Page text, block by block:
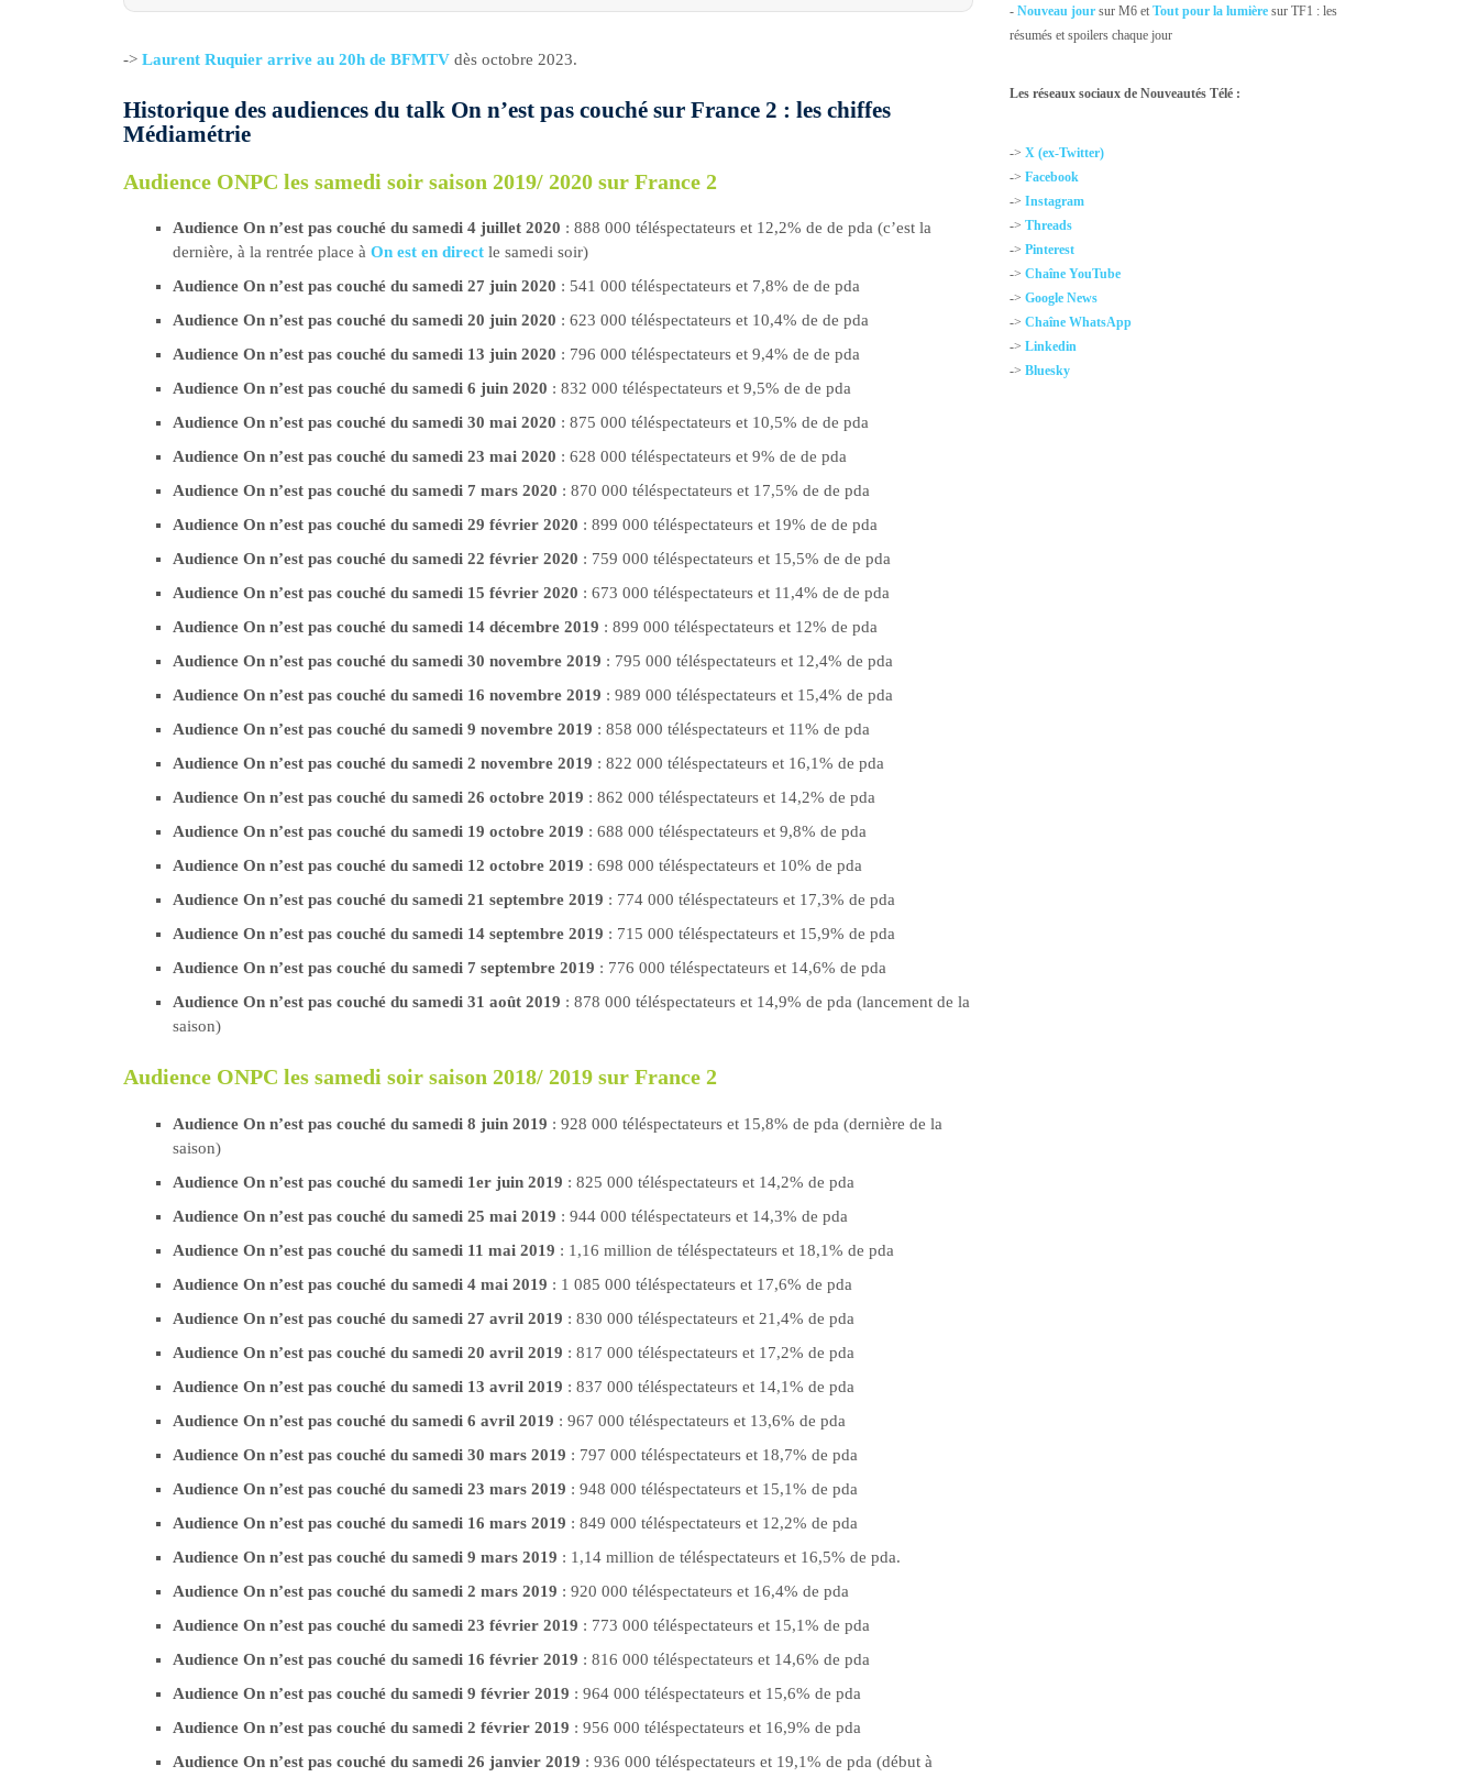
-> Laurent Ruquier arrive au 20h de BFMTV dès octobre 2023.
Historique des audiences du talk On n’est pas couché sur France 2 : les chiffes
Médiamétrie
Audience ONPC les samedi soir saison 2019/ 2020 sur France 2
Audience On n’est pas couché du samedi 4 juillet 2020 : 888 000 téléspectateurs et 12,2% de de pda (c’est la
dernière, à la rentrée place à On est en direct le samedi soir)
Audience On n’est pas couché du samedi 27 juin 2020 : 541 000 téléspectateurs et 7,8% de de pda
Audience On n’est pas couché du samedi 20 juin 2020 : 623 000 téléspectateurs et 10,4% de de pda
Audience On n’est pas couché du samedi 13 juin 2020 : 796 000 téléspectateurs et 9,4% de de pda
Audience On n’est pas couché du samedi 6 juin 2020 : 832 000 téléspectateurs et 9,5% de de pda
Audience On n’est pas couché du samedi 30 mai 2020 : 875 000 téléspectateurs et 10,5% de de pda
Audience On n’est pas couché du samedi 23 mai 2020 : 628 000 téléspectateurs et 9% de de pda
Audience On n’est pas couché du samedi 7 mars 2020 : 870 000 téléspectateurs et 17,5% de de pda
Audience On n’est pas couché du samedi 29 février 2020 : 899 000 téléspectateurs et 19% de de pda
Audience On n’est pas couché du samedi 22 février 2020 : 759 000 téléspectateurs et 15,5% de de pda
Audience On n’est pas couché du samedi 15 février 2020 : 673 000 téléspectateurs et 11,4% de de pda
Audience On n’est pas couché du samedi 14 décembre 2019 : 899 000 téléspectateurs et 12% de pda
Audience On n’est pas couché du samedi 30 novembre 2019 : 795 000 téléspectateurs et 12,4% de pda
Audience On n’est pas couché du samedi 16 novembre 2019 : 989 000 téléspectateurs et 15,4% de pda
Audience On n’est pas couché du samedi 9 novembre 2019 : 858 000 téléspectateurs et 11% de pda
Audience On n’est pas couché du samedi 2 novembre 2019 : 822 000 téléspectateurs et 16,1% de pda
Audience On n’est pas couché du samedi 26 octobre 2019 : 862 000 téléspectateurs et 14,2% de pda
Audience On n’est pas couché du samedi 19 octobre 2019 : 688 000 téléspectateurs et 9,8% de pda
Audience On n’est pas couché du samedi 12 octobre 2019 : 698 000 téléspectateurs et 10% de pda
Audience On n’est pas couché du samedi 21 septembre 2019 : 774 000 téléspectateurs et 17,3% de pda
Audience On n’est pas couché du samedi 14 septembre 2019 : 715 000 téléspectateurs et 15,9% de pda
Audience On n’est pas couché du samedi 7 septembre 2019 : 776 000 téléspectateurs et 14,6% de pda
Audience On n’est pas couché du samedi 31 août 2019 : 878 000 téléspectateurs et 14,9% de pda (lancement de la
saison)
Audience ONPC les samedi soir saison 2018/ 2019 sur France 2
Audience On n’est pas couché du samedi 8 juin 2019 : 928 000 téléspectateurs et 15,8% de pda (dernière de la
saison)
Audience On n’est pas couché du samedi 1er juin 2019 : 825 000 téléspectateurs et 14,2% de pda
Audience On n’est pas couché du samedi 25 mai 2019 : 944 000 téléspectateurs et 14,3% de pda
Audience On n’est pas couché du samedi 11 mai 2019 : 1,16 million de téléspectateurs et 18,1% de pda
Audience On n’est pas couché du samedi 4 mai 2019 : 1 085 000 téléspectateurs et 17,6% de pda
Audience On n’est pas couché du samedi 27 avril 2019 : 830 000 téléspectateurs et 21,4% de pda
Audience On n’est pas couché du samedi 20 avril 2019 : 817 000 téléspectateurs et 17,2% de pda
Audience On n’est pas couché du samedi 13 avril 2019 : 837 000 téléspectateurs et 14,1% de pda
Audience On n’est pas couché du samedi 6 avril 2019 : 967 000 téléspectateurs et 13,6% de pda
Audience On n’est pas couché du samedi 30 mars 2019 : 797 000 téléspectateurs et 18,7% de pda
Audience On n’est pas couché du samedi 23 mars 2019 : 948 000 téléspectateurs et 15,1% de pda
Audience On n’est pas couché du samedi 16 mars 2019 : 849 000 téléspectateurs et 12,2% de pda
Audience On n’est pas couché du samedi 9 mars 2019 : 1,14 million de téléspectateurs et 16,5% de pda.
Audience On n’est pas couché du samedi 2 mars 2019 : 920 000 téléspectateurs et 16,4% de pda
Audience On n’est pas couché du samedi 23 février 2019 : 773 000 téléspectateurs et 15,1% de pda
Audience On n’est pas couché du samedi 16 février 2019 : 816 000 téléspectateurs et 14,6% de pda
Audience On n’est pas couché du samedi 9 février 2019 : 964 000 téléspectateurs et 15,6% de pda
Audience On n’est pas couché du samedi 2 février 2019 : 956 000 téléspectateurs et 16,9% de pda
Audience On n’est pas couché du samedi 26 janvier 2019 : 936 000 téléspectateurs et 19,1% de pda (début à
-Nouveau jour sur M6 etTout pour la lumière sur TF1 : les
résumés et spoilers chaque jour
Les réseaux sociaux de Nouveautés Télé :
->X (ex-Twitter)
->Facebook
->Instagram
->Threads
->Pinterest
->Chaîne YouTube
->Google News
->Chaîne WhatsApp
->Linkedin
->Bluesky